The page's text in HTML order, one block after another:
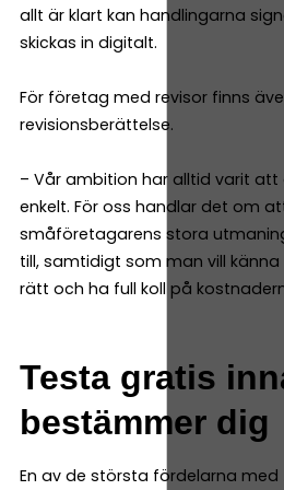
allt är klart kan handlingarna
skickas in digitalt.
För företag med revisor finns
revisionsberättelse.
– Vår ambition har alltid varit
enkelt. För oss handlar det om
småföretagarens stora
till, samtidigt som man vill
rätt och ha full koll på
Testa gratis
bestämmer dig
En av de största fördelarna med